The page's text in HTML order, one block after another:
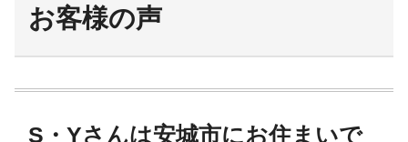
お客様の声
S・Yさんは安城市にお住まいで